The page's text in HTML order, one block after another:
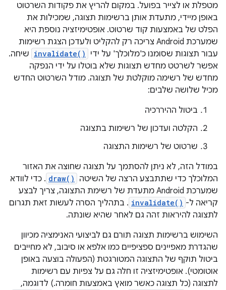
מטפלת או לצייר בפועל. במקום להריץ את פקודות השרטוט
באופן מיידי, מתעדת אותן ברשימות תצוגה, שמכילות את
הפלט של באמצעות קוד שרטוט. אופטימיזציה נוספת היא
שמערכת Android צריכה רק להקליט ולעדכן הצגת רשימות
עבור תצוגות שסומנו כ'מלוכלך' על ידי
invalidate() שיחה.
אפשר לשרטט מחדש תצוגות שלא בוטלו על ידי הנפקה
מחדש של רשימה מוקלטת של תצוגה. מודל השרטוט החדש
מכיל שלושה שלבים:
ביטול ההיררכיה
הקלטה ועדכון של רשימות בתצוגה
שרטוט של רשימות התצוגה
במודל הזה, לא ניתן להסתמך על תצוגה שחוצה את האזור
המלוכלך כדי שתתבצע הרצה של השיטה
draw() . כדי לוודא
שמערכת Android מתעדת של רשימת התצוגה, צריך לבצע
קריאה ל- invalidate() . בתהליך הסרה לעשות זאת תגרום
לתצוגה להיראות זהה גם לאחר שהיא שונתה.
השימוש ברשימות תצוגה תורם גם לביצועי האנימציה מכיוון
שהגדרת מאפיינים ספציפיים כמו אלפא או סיבוב, לא מחייבים
ביטול תוקף של התצוגה המטורגטת (הפעולה בוצעה באופן
אוטומטי). אופטימיזציה זו חלה גם על צפיות עם רשימות
לתצוגה (כל תצוגה כאשר מואץ באמצעות חומרה.) לדוגמה,